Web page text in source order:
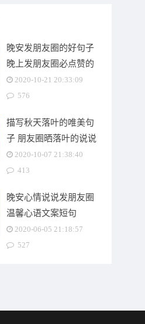
晚安发朋友圈的好句子
晚上发朋友圈必点赞的
句子
2020-10-21 20:33:09
576
描写秋天落叶的唯美句
子 朋友圈晒落叶的说说
文案
2020-10-07 21:38:40
413
晚安心情说说发朋友圈
温馨心语文案短句
2020-06-05 21:18:57
527